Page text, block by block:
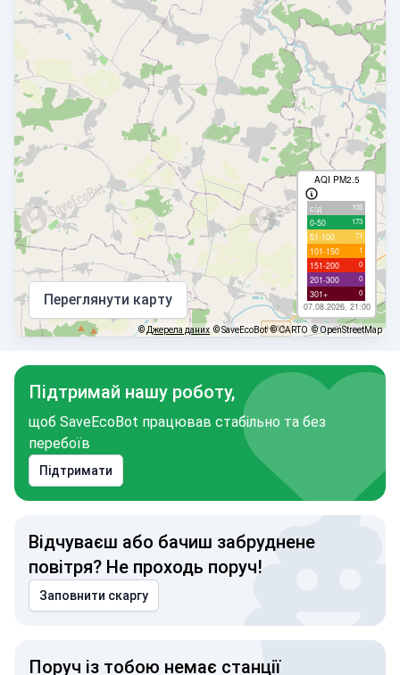
AQI PM2.5
с/д 105
0-50 173
51-100 71
101-150 1
151-200 0
201-300 0
301+ 0
07.08.2026, 21:00
Переглянути карту
© Джерела даних © SaveEcoBot © CARTO © OpenStreetMap
Підтримай нашу роботу,
щоб SaveEcoBot працював стабільно та без
перебоїв
Підтримати
Відчуваєш або бачиш забруднене
повітря? Не проходь поруч!
Заповнити скаргу
Поруч із тобою немає станції